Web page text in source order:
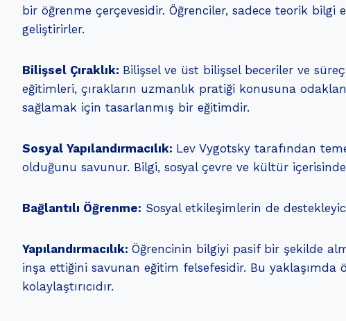
bir öğrenme çerçevesidir. Öğrenciler, sadece teorik
geliştirirler.
Bilişsel Çıraklık: Bilişsel ve üst bilişsel beceriler ve
eğitimleri, çırakların uzmanlık pratiği konusuna
sağlamak için tasarlanmış bir eğitimdir.
Sosyal Yapılandırmacılık: Lev Vygotsky tarafından
olduğunu savunur. Bilgi, sosyal çevre ve kültür
Bağlantılı Öğrenme: Sosyal etkileşimlerin de
Yapılandırmacılık: Öğrencinin bilgiyi pasif bir şekilde
inşa ettiğini savunan eğitim felsefesidir. Bu
kolaylaştırıcıdır.